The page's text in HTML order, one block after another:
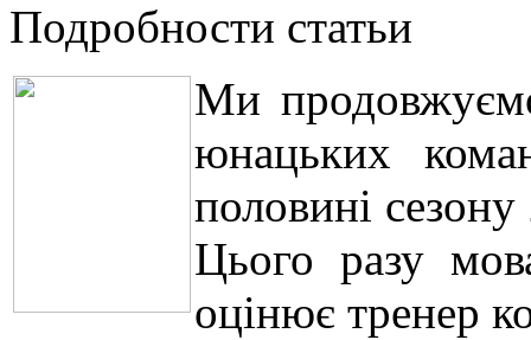
Подробности статьи
Ми
юнацьких
половині
Цього разу
оцінює тренер